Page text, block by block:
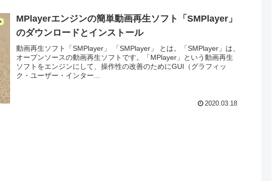
MPlayerエンジンの簡単動画再生ソフト「SMPlayer」
のダウンロードとインストール
動画再生ソフト「SMPlayer」 「SMPlayer」 とは。「SMPlayer」は、
オープンソースの動画再生ソフトです。「MPlayer」という動画再生
ソフトをエンジンにして、操作性の改善のためにGUI（グラフィッ
ク・ユーザー・インター...
2020.03.18